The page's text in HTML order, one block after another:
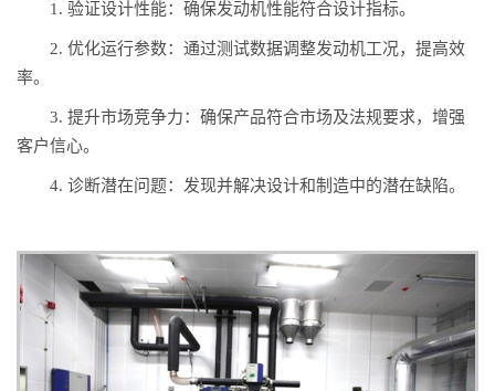
1. 验证设计性能：确保发动机性能符合设计指标。
2. 优化运行参数：通过测试数据调整发动机工况，提高效
率。
3. 提升市场竞争力：确保产品符合市场及法规要求，增强
客户信心。
4. 诊断潜在问题：发现并解决设计和制造中的潜在缺陷。